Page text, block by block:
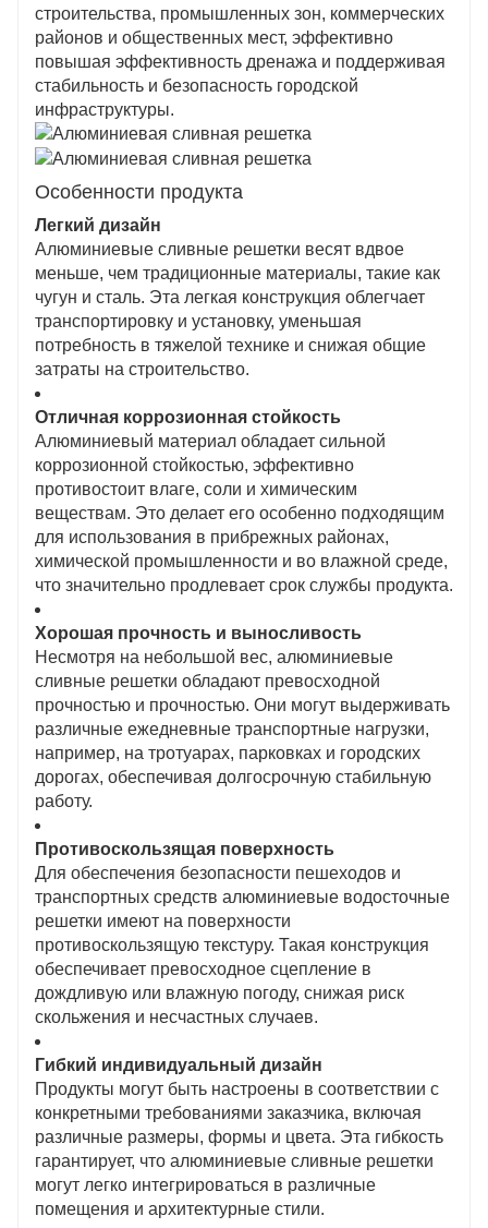
строительства, промышленных зон, коммерческих
районов и общественных мест, эффективно
повышая эффективность дренажа и поддерживая
стабильность и безопасность городской
инфраструктуры.
Особенности продукта
Легкий дизайн
Алюминиевые сливные решетки весят вдвое
меньше, чем традиционные материалы, такие как
чугун и сталь. Эта легкая конструкция облегчает
транспортировку и установку, уменьшая
потребность в тяжелой технике и снижая общие
затраты на строительство.
Отличная коррозионная стойкость
Алюминиевый материал обладает сильной
коррозионной стойкостью, эффективно
противостоит влаге, соли и химическим
веществам. Это делает его особенно подходящим
для использования в прибрежных районах,
химической промышленности и во влажной среде,
что значительно продлевает срок службы продукта.
Хорошая прочность и выносливость
Несмотря на небольшой вес, алюминиевые
сливные решетки обладают превосходной
прочностью и прочностью. Они могут выдерживать
различные ежедневные транспортные нагрузки,
например, на тротуарах, парковках и городских
дорогах, обеспечивая долгосрочную стабильную
работу.
Противоскользящая поверхность
Для обеспечения безопасности пешеходов и
транспортных средств алюминиевые водосточные
решетки имеют на поверхности
противоскользящую текстуру. Такая конструкция
обеспечивает превосходное сцепление в
дождливую или влажную погоду, снижая риск
скольжения и несчастных случаев.
Гибкий индивидуальный дизайн
Продукты могут быть настроены в соответствии с
конкретными требованиями заказчика, включая
различные размеры, формы и цвета. Эта гибкость
гарантирует, что алюминиевые сливные решетки
могут легко интегрироваться в различные
помещения и архитектурные стили.